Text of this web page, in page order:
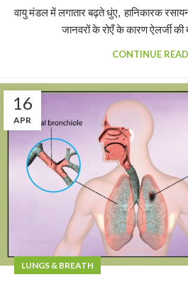
वायु मंडल में लगातार बढ़ते धुंए, हानिकारक
जानवरों के रोएँ के कारण ऐलर्जी की
CONTINUE
16
APR
LUNGS & BREATH